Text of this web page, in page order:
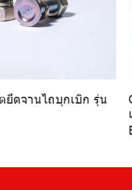
ยึดจานไถบุกเบิก รุ่น